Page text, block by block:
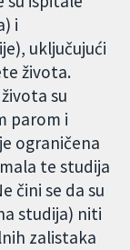
i
uključujući
života.
su
parom i
ograničena
te studija
čini se da su
studija) niti
zalistaka